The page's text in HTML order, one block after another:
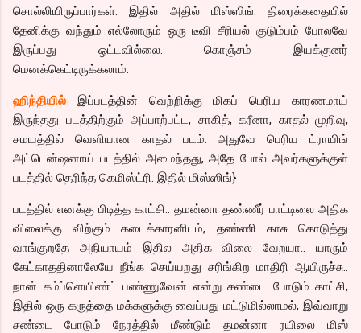
சொல்லியிருப்பார்கள். இதில் அதில் மிஸ்ஸிங். திரைக்கதையில்
தேனிக்கு வந்தும் எல்லோரும் ஒரு டீவி சீரியல் குடும்பம் போலவே
இருப்பது ஒட்டவில்லை. கொஞ்சம் இயக்குனர்
மெனக்கெட்டிருக்கலாம்.
ஹிந்தியில் இப்படத்தின் வெற்றிக்கு மிகப் பெரிய காரணமாய்
இருந்தது படத்திற்கும் அப்பாற்பட்ட, சாகித், கரீனா, காதல் முறிவு,
சமயத்தில் வெளியான காதல் படம். அதுவே பெரிய ட்ராயிங்
அட்டென்ஷனாய் படத்தில் அமைந்தது, அதே போல் அவர்களுக்குள்
படத்தில் தெரிந்த கெமிஸ்ட்ரி. இதில் மிஸ்ஸிங்}
படத்தில் எனக்கு பிடித்த காட்சி.. தமன்னா தண்ணீர் பாட்டிலை அதிக
விலைக்கு விற்கும் கடைக்காரனிடம், தண்ணி காசு கொடுத்து
வாங்குறதே அநியாயம் இதில அதிக விலை வேறயா.. யாரும்
கேட்காததினாலேயே நீங்க செய்யறது சரிங்கிற மாதிரி ஆயிருச்சு..
நான் கம்ப்ளெயிண்ட் பண்ணுவேன் என்று சண்டை போடும் காட்சி,
இதில் ஒரு கருத்தை மக்களுக்கு வைப்பது மட்டுமில்லாமல், இவ்வாறு
சண்டை போடும் நேரத்தில் மீண்டும் தமன்னா ரயிலை மிஸ்